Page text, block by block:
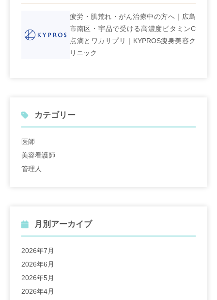
疲労・肌荒れ・がん治療中の方へ｜広島
市南区・宇品で受ける高濃度ビタミンC
点滴とワカサプリ｜KYPROS痩身美容ク
リニック
カテゴリー
医師
美容看護師
管理人
月別アーカイブ
2026年7月
2026年6月
2026年5月
2026年4月